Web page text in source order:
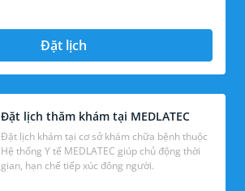
Đặt lịch
Đặt lịch thăm khám tại MEDLATEC
Đặt lịch khám tại cơ sở khám chữa bệnh thuộc
Hệ thống Y tế MEDLATEC giúp chủ động thời
gian, hạn chế tiếp xúc đông người.